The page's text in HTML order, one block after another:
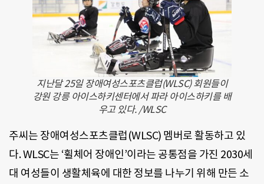
지난달 25일 장애여성스포츠클럽(WLSC) 회원들이
강원 강릉 아이스하키센터에서 파라 아이스하키를 배
우고 있다. /WLSC
주씨는 장애여성스포츠클럽(WLSC) 멤버로 활동하고 있
다. WLSC는 ‘휠체어 장애인’이라는 공통점을 가진 2030세
대 여성들이 생활체육에 대한 정보를 나누기 위해 만든 소